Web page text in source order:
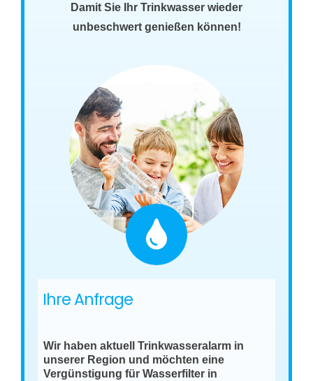
Damit Sie Ihr Trinkwasser wieder
unbeschwert genießen können!
Ihre Anfrage
Wir haben aktuell Trinkwasseralarm in
unserer Region und möchten eine
Vergünstigung für Wasserfilter in